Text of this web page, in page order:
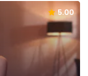
5.00